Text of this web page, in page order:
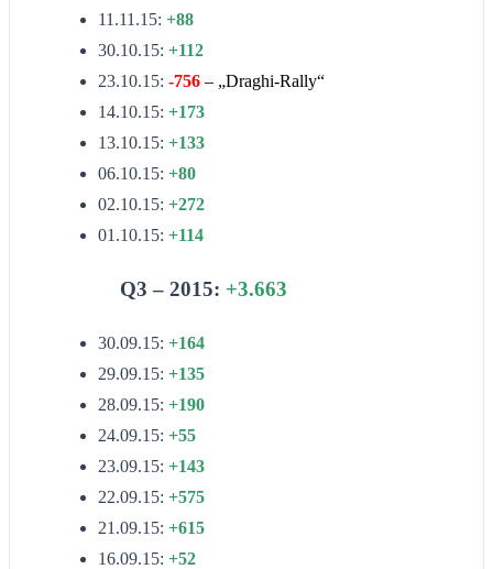
11.11.15: +88
30.10.15: +112
23.10.15: -756 – „Draghi-Rally“
14.10.15: +173
13.10.15: +133
06.10.15: +80
02.10.15: +272
01.10.15: +114
Q3 – 2015: +3.663
30.09.15: +164
29.09.15: +135
28.09.15: +190
24.09.15: +55
23.09.15: +143
22.09.15: +575
21.09.15: +615
16.09.15: +52